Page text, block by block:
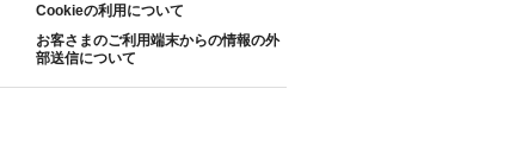
Cookieの利用について
お客さまのご利用端末からの情報の外
部送信について